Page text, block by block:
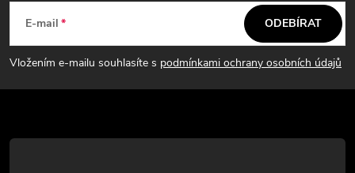
í
p
p
a
t
E-mail
Vložením e-mailu souhlasíte s podmínkami ochrany osobních údajů
ODEBÍRAT